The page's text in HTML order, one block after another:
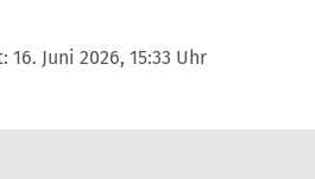
16. Juni 2026, 15:33 Uhr